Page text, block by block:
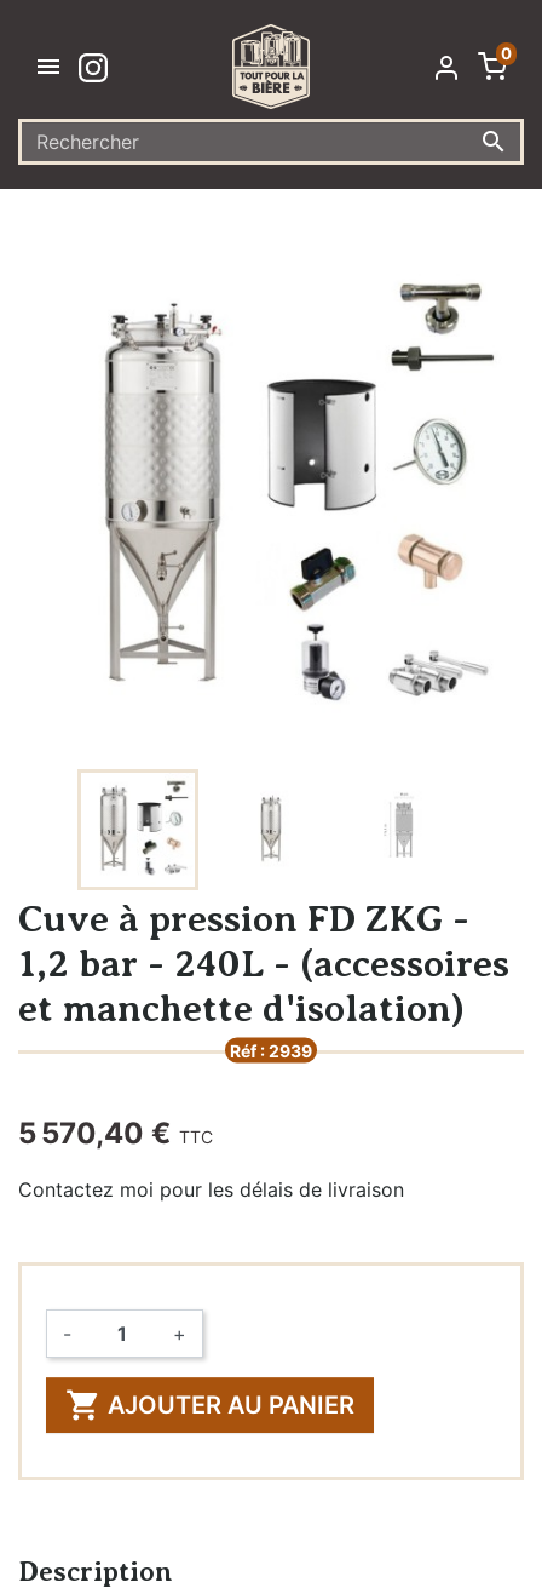


0
Cuve à pression FD ZKG -
1,2 bar - 240L - (accessoires
et manchette d'isolation)
Réf : 2939
5 570,40 € TTC
Contactez moi pour les délais de livraison
Quantité
- +
 AJOUTER AU PANIER
Description